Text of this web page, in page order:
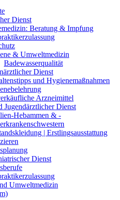
Dienst
Beratung & Impfung
& Umweltmedizin
Badewasserqualität
Dienst
und Hygienemaßnahmen
Arzneimittel
Jugendärztlicher Dienst
Hebammen & -
| Erstlingsausstattung
Dienst
Umweltmedizin